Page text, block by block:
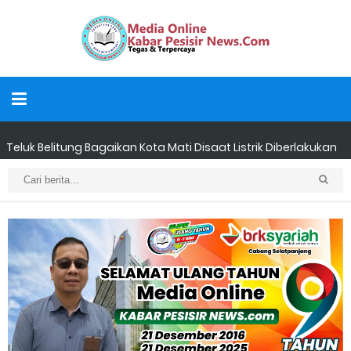
Teluk Belitung Bagaikan Kota Mati Disaat Listrik Diberlakukan
Pemadaman Secara Bergilir, Mesin 600 kW Diharapkan Jadi
Solusi.
F-PETIR Desak Pemkab Lingga Segera Buka Solusi Tambang
Timah Rakyat: Jangan Hanya di Laut yang Beroperasi,
Tambang Timah di Darat Juga Butuh Hidup